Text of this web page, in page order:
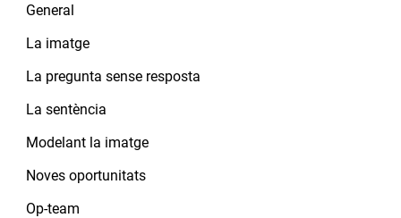
General
La imatge
La pregunta sense resposta
La sentència
Modelant la imatge
Noves oportunitats
Op-team